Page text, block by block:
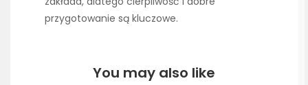
przygotowanie są kluczowe.
You may also like